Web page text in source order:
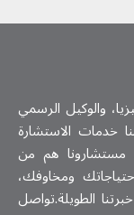
والوكيل الرسمي
خدمات الاستشارة
هم من
ومخاوفك،
الطويلة.تواصل